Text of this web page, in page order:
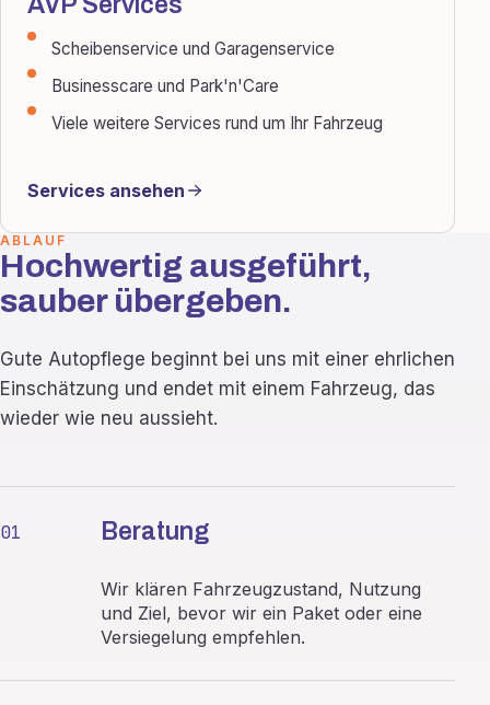
Scheibenservice und Garagenservice
Businesscare und Park'n'Care
Viele weitere Services rund um Ihr Fahrzeug
Services ansehen
ABLAUF
Hochwertig ausgeführt,
sauber übergeben.
Gute Autopflege beginnt bei uns mit einer ehrlichen
Einschätzung und endet mit einem Fahrzeug, das
wieder wie neu aussieht.
01 Beratung
Wir klären Fahrzeugzustand, Nutzung
und Ziel, bevor wir ein Paket oder eine
Versiegelung empfehlen.